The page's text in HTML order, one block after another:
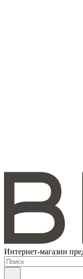
Интернет-магазин